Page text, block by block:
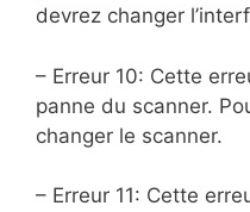
devrez changer
– Erreur 10: Cette
panne du scanner.
changer le scanner.
– Erreur 11: Cette